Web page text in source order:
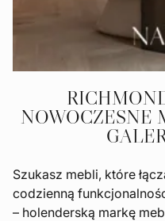
NOWOCZESNE
Szukasz mebli, które
codzienną
– holenderską markę